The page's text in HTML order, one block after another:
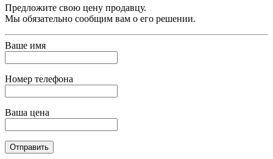
Предложите свою цену продавцу.
Мы обязательно сообщим вам о его решении.
Ваше имя
Номер телефона
Ваша цена
Отправить